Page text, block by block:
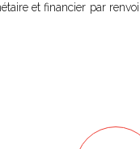
et financier par renvoi